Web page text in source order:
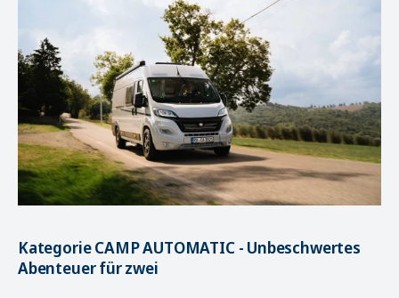
Kategorie CAMP AUTOMATIC - Unbeschwertes
Abenteuer für zwei